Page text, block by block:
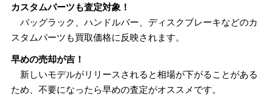
カスタムパーツも査定対象！
バッグラック、ハンドルバー、ディスクブレーキなどのカ
スタムパーツも買取価格に反映されます。
早めの売却が吉！
新しいモデルがリリースされると相場が下がることがある
ため、不要になったら早めの査定がオススメです。